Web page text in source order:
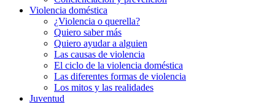
Violencia doméstica
¿Violencia o querella?
Quiero saber más
Quiero ayudar a alguien
Las causas de violencia
El ciclo de la violencia doméstica
Las diferentes formas de violencia
Los mitos y las realidades
Juventud